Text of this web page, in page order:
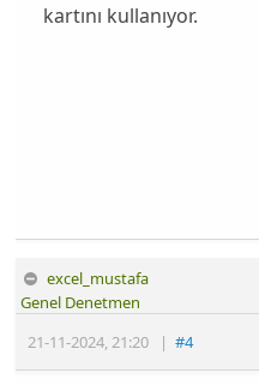
kartını kullanıyor.
excel_mustafa
21-11-2024,21:20 |#4
Genel Denetmen